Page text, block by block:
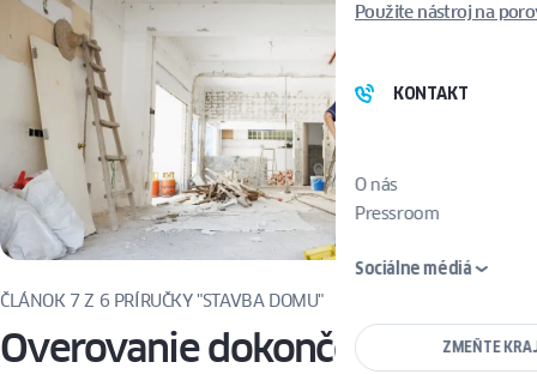
Použite nástroj na
KONTAKT
O nás
Pressroom
Sociálne médiá
ZMEŇTE
ČLÁNOK 7 Z 6 PRÍRUČKY "STAVBA DOMU"
Overovanie dokončovacích